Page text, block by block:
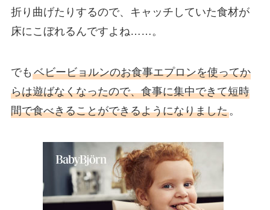
折り曲げたりするので、キャッチしていた食材が
床にこぼれるんですよね……。
でも ベビービョルンのお食事エプロンを使ってか
らは遊ばなくなったので、食事に集中できて短時
間で食べきることができるようになりました。